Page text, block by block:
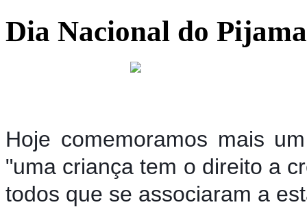
Dia Nacional do Pijama
Hoje comemoramos mais
"uma criança tem o direito a
todos que se associaram a